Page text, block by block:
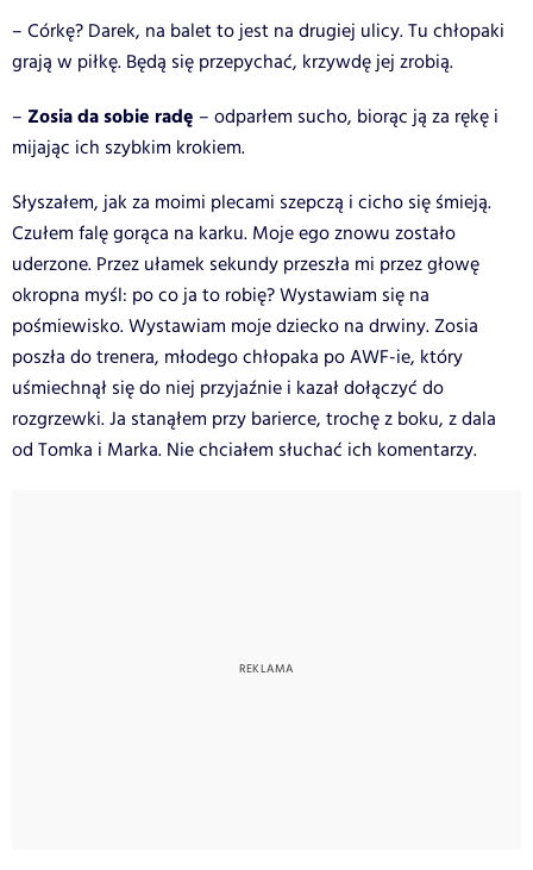
– Córkę? Darek, na balet to jest na drugiej ulicy. Tu chłopaki
grają w piłkę. Będą się przepychać, krzywdę jej zrobią.
– Zosia da sobie radę – odparłem sucho, biorąc ją za rękę i
mijając ich szybkim krokiem.
Słyszałem, jak za moimi plecami szepczą i cicho się śmieją.
Czułem falę gorąca na karku. Moje ego znowu zostało
uderzone. Przez ułamek sekundy przeszła mi przez głowę
okropna myśl: po co ja to robię? Wystawiam się na
pośmiewisko. Wystawiam moje dziecko na drwiny. Zosia
poszła do trenera, młodego chłopaka po AWF-ie, który
uśmiechnął się do niej przyjaźnie i kazał dołączyć do
rozgrzewki. Ja stanąłem przy barierce, trochę z boku, z dala
od Tomka i Marka. Nie chciałem słuchać ich komentarzy.